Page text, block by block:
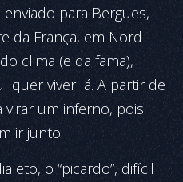
para Ber­gues,
da Fran­ça, em Nord-
clima (e da fa­ma),
quer viver lá. A partir de
virar um inferno, pois
ir junto.
o “picardo”, difícil